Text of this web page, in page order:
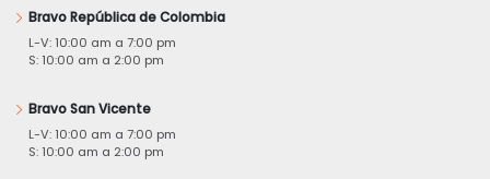
Bravo República de Colombia
L-V: 10:00 am a 7:00 pm
S: 10:00 am a 2:00 pm
Bravo San Vicente
L-V: 10:00 am a 7:00 pm
S: 10:00 am a 2:00 pm